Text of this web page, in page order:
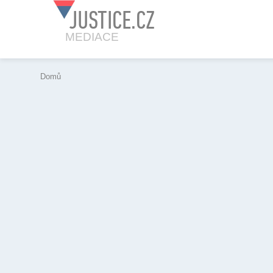
JUSTICE.CZ
MEDIACE
Domů